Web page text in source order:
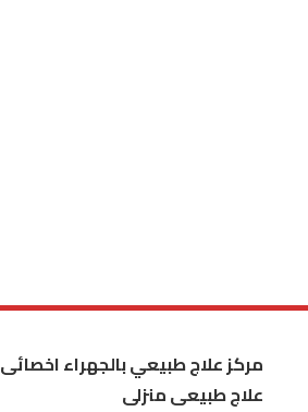
مركز علاج طبيعي بالجهراء اخصائى
علاج طبيعى منزلى